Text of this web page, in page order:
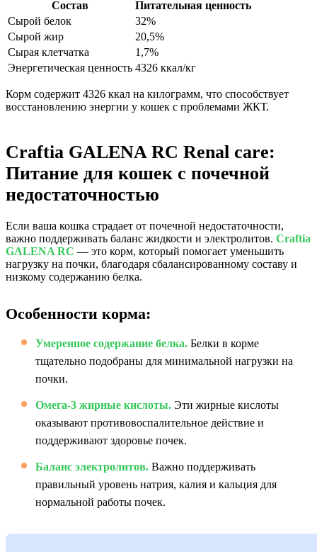
Состав
Питательная ценность
Сырой белок
32%
Сырой жир
20,5%
Сырая клетчатка
1,7%
Энергетическая ценность 4326 ккал/кг
Корм содержит 4326 ккал на килограмм, что способствует
восстановлению энергии у кошек с проблемами ЖКТ.
Craftia GALENA RC Renal care:
Питание для кошек с почечной
недостаточностью
Если ваша кошка страдает от почечной недостаточности,
важно поддерживать баланс жидкости и электролитов. Craftia
GALENA RC — это корм, который помогает уменьшить
нагрузку на почки, благодаря сбалансированному составу и
низкому содержанию белка.
Особенности корма:
Умеренное содержание белка. Белки в корме
тщательно подобраны для минимальной нагрузки на
почки.
Омега-3 жирные кислоты. Эти жирные кислоты
оказывают противовоспалительное действие и
поддерживают здоровье почек.
Баланс электролитов. Важно поддерживать
правильный уровень натрия, калия и кальция для
нормальной работы почек.